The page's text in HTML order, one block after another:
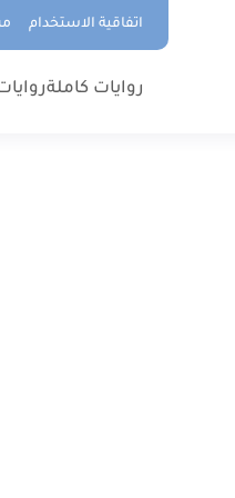
اتفاقية الاستخدام
روايات كاملة